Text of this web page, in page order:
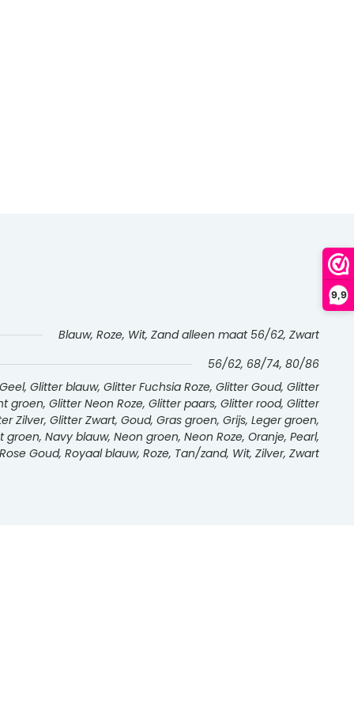
9,9
Blauw, Roze, Wit, Zand alleen maat 56/62, Zwart
56/62, 68/74, 80/86
Glitter blauw, Glitter Fuchsia Roze, Glitter Goud, Glitter
Glitter Neon Roze, Glitter paars, Glitter rood, Glitter
Zilver, Glitter Zwart, Goud, Gras groen, Grijs, Leger groen,
Navy blauw, Neon groen, Neon Roze, Oranje, Pearl,
Goud, Royaal blauw, Roze, Tan/zand, Wit, Zilver, Zwart